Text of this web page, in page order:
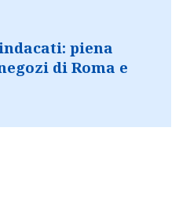
piena
di Roma e